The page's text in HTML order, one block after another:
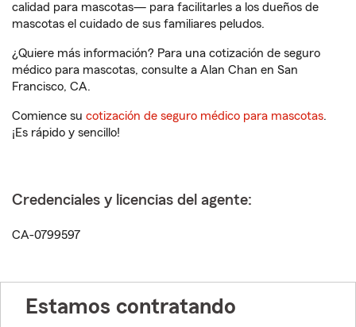
calidad para mascotas— para facilitarles a los dueños de
mascotas el cuidado de sus familiares peludos.
¿Quiere más información? Para una cotización de seguro
médico para mascotas, consulte a Alan Chan en San
Francisco, CA.
Comience su cotización de seguro médico para mascotas.
¡Es rápido y sencillo!
Credenciales y licencias del agente:
CA-0799597
Estamos contratando